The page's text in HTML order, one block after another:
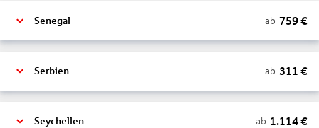
Senegal ab 759€
Serbien ab 311 €
Seychellen ab 1.114€